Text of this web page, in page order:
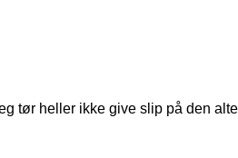
tør heller ikke give slip på den